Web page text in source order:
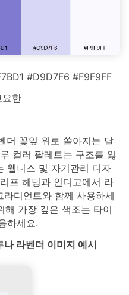
#D9D7F6 #F9F9FF
요한
더 꽃잎 위로 쏟아지는 달
컬러 팔레트는 구조를 잃
웰니스 및 자기관리 디자
프 헤딩과 인디고에서 라
디언트와 함께 사용하세
해 가장 깊은 색조는 타이
하세요.
라벤더 이미지 예시